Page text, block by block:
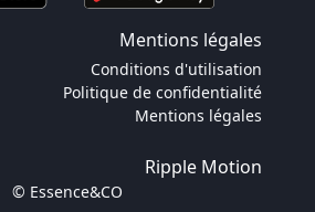
Mentions légales
Conditions d'utilisation
Politique de confidentialité
Mentions légales
Ripple Motion
© Essence&CO